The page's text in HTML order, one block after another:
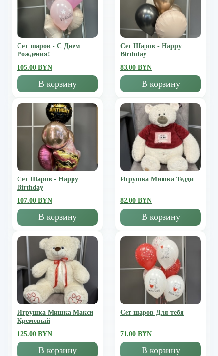
Сет шаров - С Днем
Рождения!
105.00 BYN
В корзину
Сет Шаров - Happy
Birthday
83.00 BYN
В корзину
Сет Шаров - Happy
Birthday
107.00 BYN
В корзину
Игрушка Мишка Тедди
82.00 BYN
В корзину
Игрушка Мишка Mакси
Кремовый
125.00 BYN
В корзину
Сет шаров Для тебя
71.00 BYN
В корзину